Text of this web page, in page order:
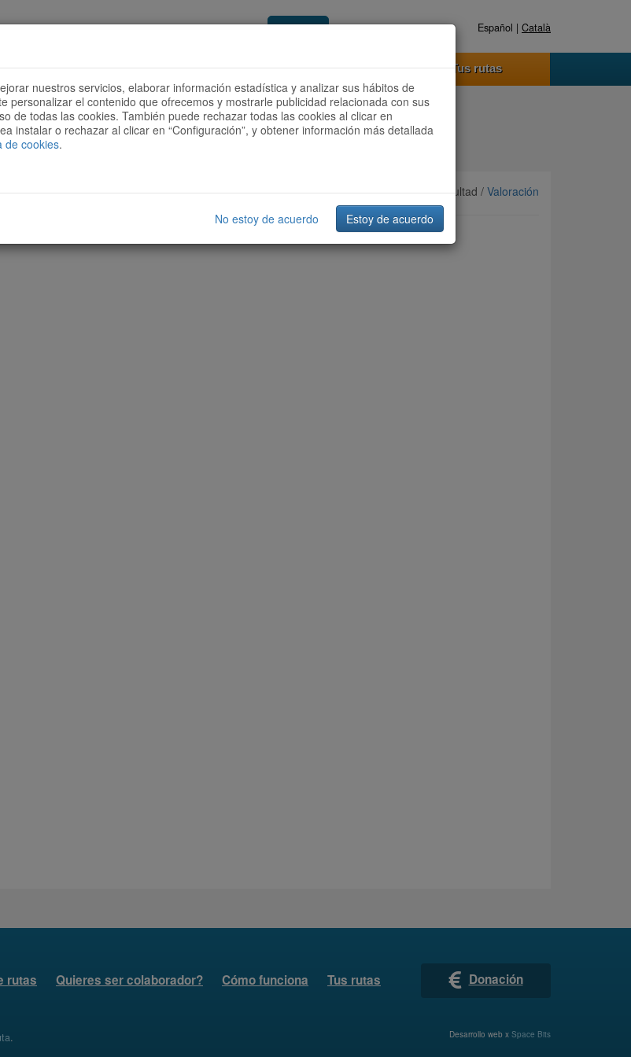
Acceder Registrate ahora Español | Català
Quieres ser colaborador? Cómo funciona Tus rutas
Ordenar por:Más recientes/ Dificultad / Valoración
rutas Quieres ser colaborador? Cómo funciona Tus rutas Donación
. Desarrollo web x Space Bits
nuestros servicios, elaborar información estadística y analizar sus hábitos de
personalizar el contenido que ofrecemos y mostrarle publicidad relacionada con sus
de todas las cookies. También puede rechazar todas las cookies al clicar en
instalar o rechazar al clicar en “Configuración”, y obtener información más detallada
de cookies.
No estoy de acuerdo Estoy de acuerdo